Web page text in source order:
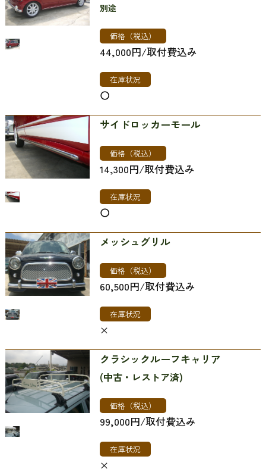
別途
価格（税込）
44,000円/取付費込み
在庫状況
〇
サイドロッカーモール
価格（税込）
14,300円/取付費込み
在庫状況
〇
メッシュグリル
価格（税込）
60,500円/取付費込み
在庫状況
×
クラシックルーフキャリア
(中古・レストア済)
価格（税込）
99,000円/取付費込み
在庫状況
×